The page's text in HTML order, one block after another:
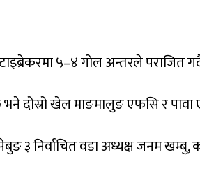
५–४गोलअन्तरलेपराजित
भनेदोस्रोखेलमाङमालुङएफसिरपावा
३निर्वाचितवडाअध्यक्षजनमखम्बु,